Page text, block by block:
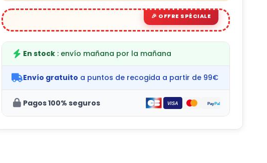
En stock : envío mañana por la mañana
Envío gratuito a puntos de recogida a partir de 99€
Pagos 100% seguros